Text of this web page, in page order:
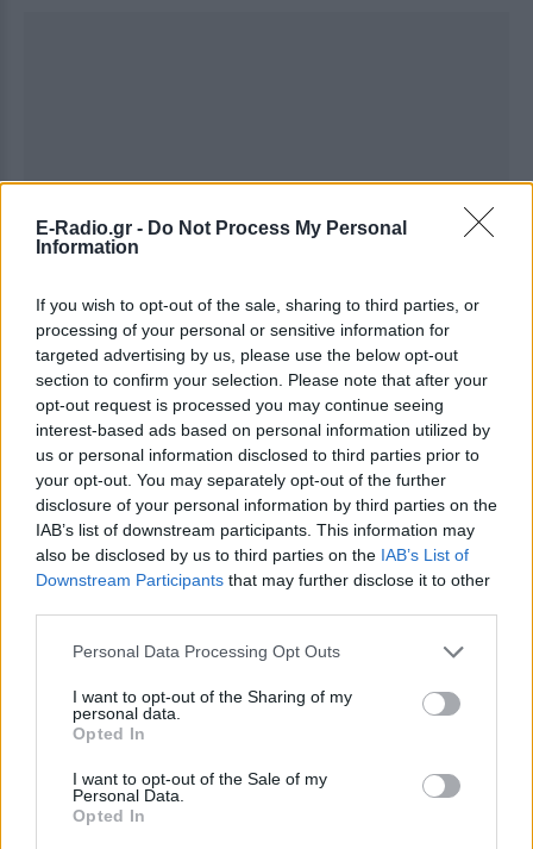
E-Radio.gr - Do Not Process My Personal
Information
If you wish to opt-out of the sale, sharing to third parties, or
processing of your personal or sensitive information for
targeted advertising by us, please use the below opt-out
section to confirm your selection. Please note that after your
opt-out request is processed you may continue seeing
interest-based ads based on personal information utilized by
us or personal information disclosed to third parties prior to
your opt-out. You may separately opt-out of the further
disclosure of your personal information by third parties on the
IAB’s list of downstream participants. This information may
also be disclosed by us to third parties on the IAB’s List of
Downstream Participants that may further disclose it to other
Personal Data Processing Opt Outs
I want to opt-out of the Sharing of my
personal data.
Opted In
I want to opt-out of the Sale of my
Personal Data.
Opted In
Ακολουθήστε το E-Radio.gr στοGoogle News
και μάθετε πρώτοι τα πιο hot νέα .
Για ακόμη περισσότερανέα, μπείτε στηνροή
ειδήσεων
του E-Daily.gr
Ακολουθήστε το E-Radio.gr και στο Instagram